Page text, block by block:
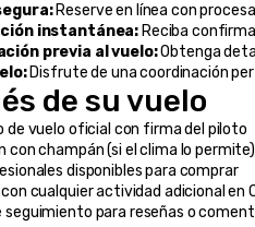
Reserve en línea con
instantánea: Reciba
previa al vuelo: Obtenga
Disfrute de una coordinación
de su vuelo
vuelo oficial con firma del piloto
con champán (si el clima lo permite)
disponibles para comprar
cualquier actividad adicional en
seguimiento para reseñas o